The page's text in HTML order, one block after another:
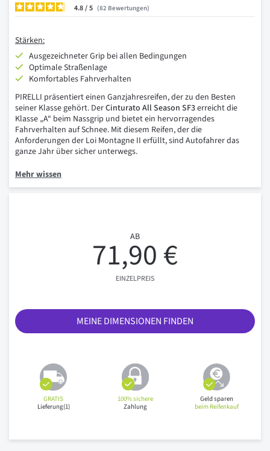
4.8/ 82 Bewertungen
Stärken:
Ausgezeichneter Grip bei allen Bedingungen
Optimale Straßenlage
Komfortables Fahrverhalten
PIRELLI präsentiert einen Ganzjahresreifen, der zu den Besten
seiner Klasse gehört. DerCinturato All Season SF3erreicht die
Klasse „A“ beim Nassgrip und bietet ein hervorragendes
Fahrverhalten auf Schnee. Mit diesem Reifen, der die
Anforderungen der Loi Montagne II erfüllt, sind Autofahrer das
ganze Jahr über sicher unterwegs.
Mehr wissen
AB
71,90 €
EINZELPREIS
MEINE DIMENSIONEN FINDEN
GRATIS
Lieferung(1)
100% sichere
Zahlung
Geld sparen
beim Reifenkauf